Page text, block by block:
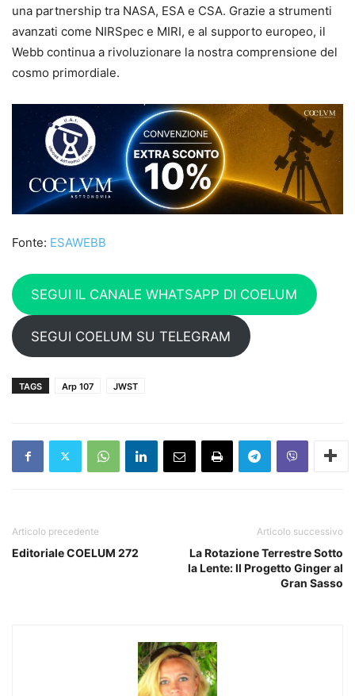
una partnership tra NASA, ESA e CSA. Grazie a strumenti
avanzati come NIRSpec e MIRI, e al supporto europeo, il
Webb continua a rivoluzionare la nostra comprensione del
cosmo primordiale.
Fonte: ESAWEBB
SEGUI IL CANALE WHATSAPP DI COELUM
SEGUI COELUM SU TELEGRAM
TAGS Arp 107 JWST
Articolo precedente
Editoriale COELUM 272
Articolo successivo
La Rotazione Terrestre Sotto
la Lente: Il Progetto Ginger al
Gran Sasso